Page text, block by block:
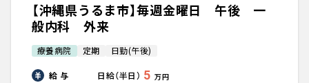
【沖縄県うるま市】毎週金曜日 午後 一
般内科 外来
療養病院 定期 日勤(午後)
給 与 日給（半日） 5 万円